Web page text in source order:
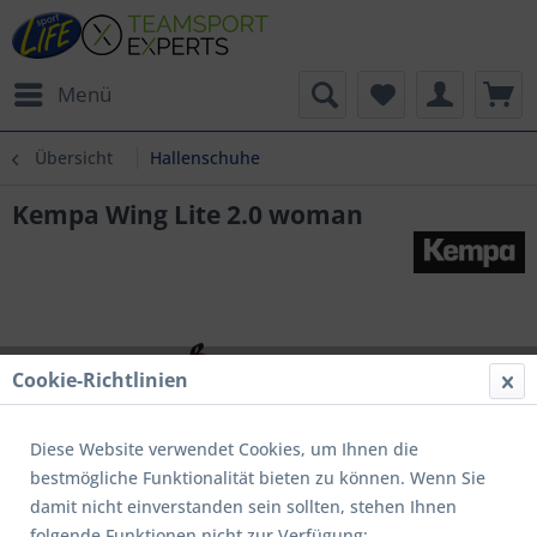
Menü
Übersicht Hallenschuhe
Kempa Wing Lite 2.0 woman
Cookie-Richtlinien
Diese Website verwendet Cookies, um Ihnen die
bestmögliche Funktionalität bieten zu können. Wenn Sie
damit nicht einverstanden sein sollten, stehen Ihnen